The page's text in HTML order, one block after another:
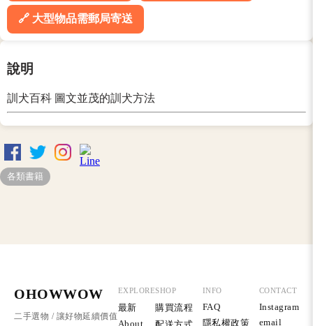
🔗 大型物品需郵局寄送
說明
訓犬百科 圖文並茂的訓犬方法
各類書籍
OHOWWOW
二手選物 / 讓好物延續價值
EXPLORE
最新
About
SHOP
購買流程
INFO
FAQ
隱私權政策
CONTACT
Instagram
email